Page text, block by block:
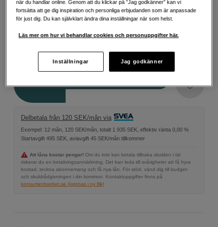
5-pack 2-pack 1-pack
899 SEK
Delbetala från 120 SEK/mån via
Exempel: 12 mån, 120 SEK/mån, totalt 1 935 SEK, effektiv ränta 0,00 %
Startavgift 495 SEK, aviavgift 45 SEK/mån tillkommer
Att låna kostar pengar! Om du inte kan betala tillbaka skulden i tid
riskerar du en betalningsanmärkning. Det kan leda till svårigheter att få hyra
bostad, teckna abonnemang och få nya lån. För stöd, vänd dig till budget-
och skuldrådgivningen i din kommun. Kontaktuppgifter finns på
konsumentverket.se (öppnas i ny flik)
när du handlar online. Genom att du klickar på ”Jag godkänner” kan vi
fortsätta att ge dig inspiration och personliga erbjudanden som är anpassade
för just dig. Du kan självklart ändra dina inställningar när som helst.
Läs mer om hur vi behandlar cookies och personuppgifter här.
Inställningar Jag godkänner